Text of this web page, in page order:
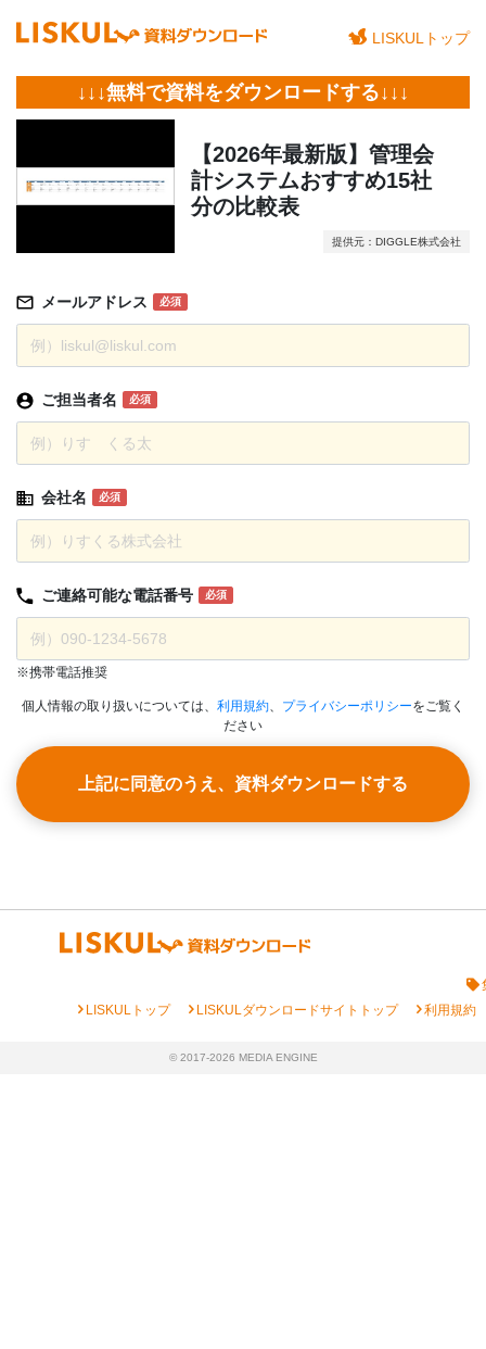
LISKULトップ
↓↓↓無料で資料をダウンロードする↓↓↓
【2026年最新版】管理会
計システムおすすめ15社
分の比較表
提供元：DIGGLE株式会社
メールアドレス 必須
ご担当者名 必須
会社名 必須
ご連絡可能な電話番号 必須
※携帯電話推奨
個人情報の取り扱いについては、 利用規約、 プライバシーポリシーをご覧く
ださい
上記に同意のうえ、資料ダウンロードする
chevron_rightLISKULトップ chevron_rightLISKULダウンロードサイトトップ chevron_right利用規約
© 2017-2026 MEDIA ENGINE